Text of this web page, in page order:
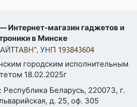
Интернет-магазин гаджетов и
в Минске
городским исполнительным
18.02.2025г
Беларусь, 220073, г.
д. 25, оф. 305